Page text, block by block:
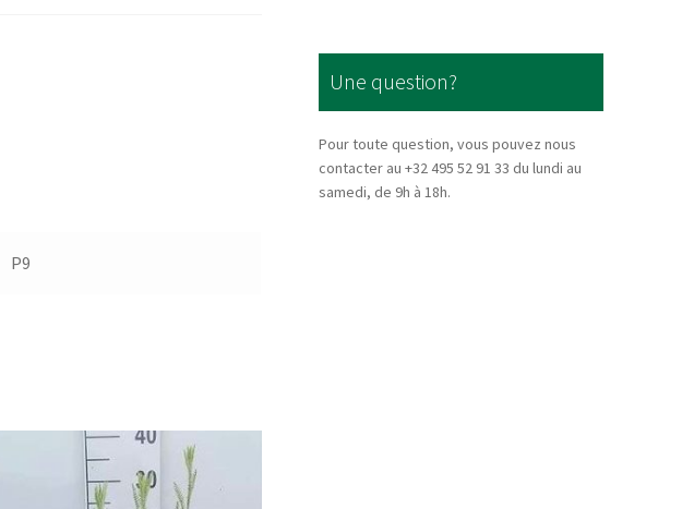
P9
Une question?
Pour toute question, vous pouvez nous
contacter au +32 495 52 91 33 du lundi au
samedi, de 9h à 18h.